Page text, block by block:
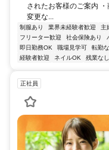
されたお客様のご案内
変更な...
制服あり 業界未経験者歓迎 主
フリーター歓迎
社会保険あり
即日勤務OK
職場見学可 転勤な
経験者歓迎
ネイルOK 残業なし
正社員